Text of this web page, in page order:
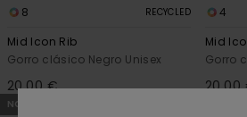
8 RECYCLED
Mid Icon Rib
Gorro clásico Negro Unisex
20,00 €
4
Mid
Gorro
20,00
NOVEDADES